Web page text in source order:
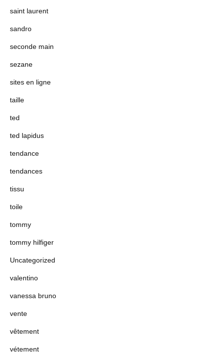
saint laurent
sandro
seconde main
sezane
sites en ligne
taille
ted
ted lapidus
tendance
tendances
tissu
toile
tommy
tommy hilfiger
Uncategorized
valentino
vanessa bruno
vente
vêtement
vétement